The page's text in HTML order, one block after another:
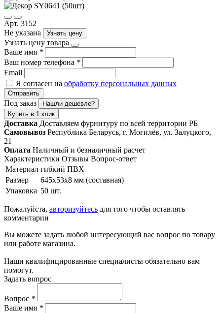
Арт. 3152
Не указана
Узнать цену
Узнать цену товара
Ваше имя *
Ваш номер телефона *
Email
Я согласен на обработку персональных данных
Отправить
Под заказ
Нашли дешевле?
Купить в 1 клик
Доставка Доставляем фурнитуру по всей территории РБ
Самовывоз Республика Беларусь, г. Могилёв, ул. Залуцкого,
21
Оплата Наличный и безналичный расчет
Характеристики Отзывы Вопрос-ответ
Материал гибкий ПВХ
Размер
645х53х8 мм (составная)
Упаковка 50 шт.
Пожалуйста, авторизуйтесь для того чтобы оставлять
комментарии
Вы можете задать любой интересующий вас вопрос по товару
или работе магазина.
Наши квалифицированные специалисты обязательно вам
помогут.
Задать вопрос
Вопрос *
Ваше имя *